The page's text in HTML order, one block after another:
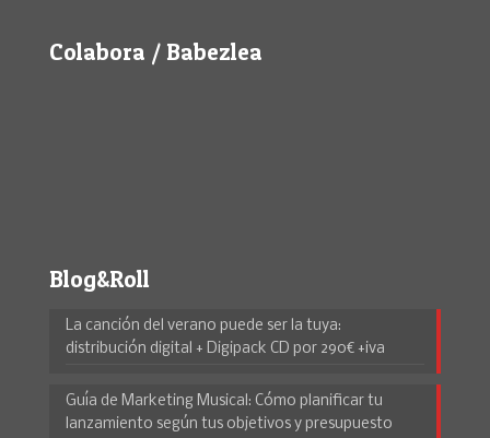
Colabora / Babezlea
Blog&Roll
La canción del verano puede ser la tuya:
distribución digital + Digipack CD por 290€ +iva
Guía de Marketing Musical: Cómo planificar tu
lanzamiento según tus objetivos y presupuesto